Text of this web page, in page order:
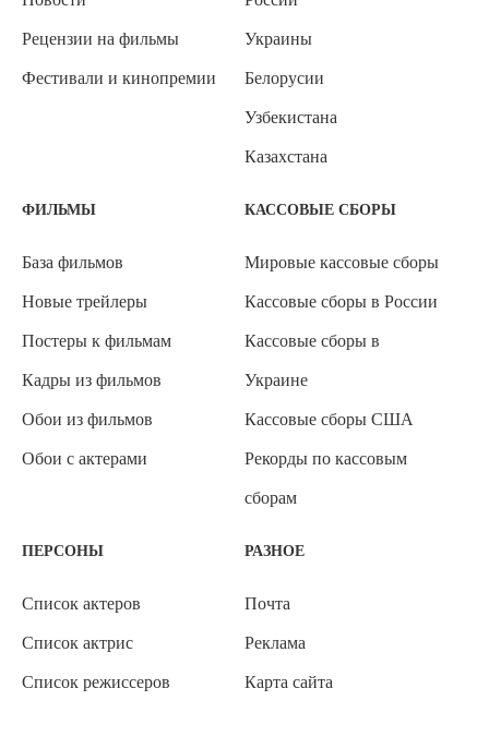
Рецензии на фильмы
Фестивали и кинопремии
Украины
Белорусии
Узбекистана
Казахстана
ФИЛЬМЫ
База фильмов
Новые трейлеры
Постеры к фильмам
Кадры из фильмов
Обои из фильмов
Обои с актерами
КАССОВЫЕ СБОРЫ
Мировые кассовые сборы
Кассовые сборы в России
Кассовые сборы в
Украине
Кассовые сборы США
Рекорды по кассовым
сборам
ПЕРСОНЫ
Список актеров
Список актрис
Список режиссеров
РАЗНОЕ
Почта
Реклама
Карта сайта